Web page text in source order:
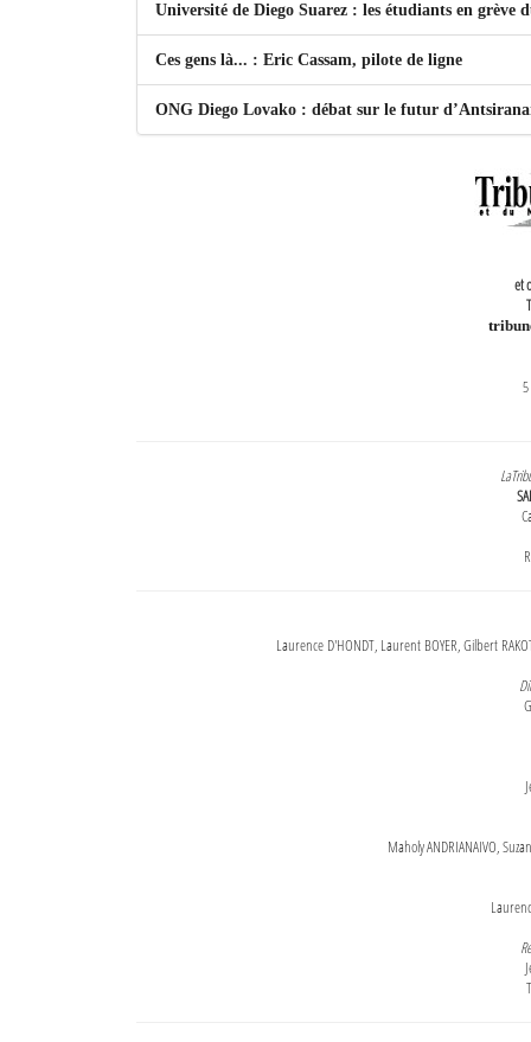
Université de Diego Suarez : les étudiants en grève
Ces gens là... : Eric Cassam, pilote de ligne
ONG Diego Lovako : débat sur le futur
et
Laurence D'HONDT, Laurent BOYER, Gilbert
Maholy ANDRIANAIVO,